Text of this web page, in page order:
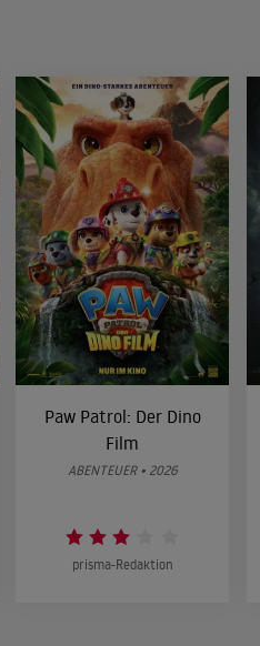
Paw Patrol: Der Dino
Film
ABENTEUER • 2026
prisma-Redaktion